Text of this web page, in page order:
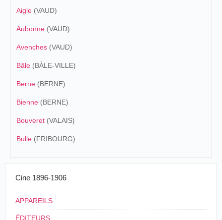
Aigle (VAUD)
Aubonne (VAUD)
Avenches (VAUD)
Bâle (BÀLE-VILLE)
Berne (BERNE)
Bienne (BERNE)
Bouveret (VALAIS)
Bulle (FRIBOURG)
Cine 1896-1906
APPAREILS
ÉDITEURS